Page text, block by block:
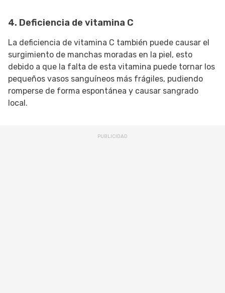
4. Deficiencia de vitamina C
La deficiencia de vitamina C también puede causar el
surgimiento de manchas moradas en la piel, esto
debido a que la falta de esta vitamina puede tornar los
pequeños vasos sanguíneos más frágiles, pudiendo
romperse de forma espontánea y causar sangrado
local.